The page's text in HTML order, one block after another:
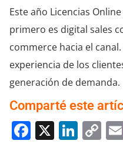
Este año Licencias
primero es digital sales
commerce hacia el
experiencia de los
generación de demanda.
Comparté este
Facebook
X